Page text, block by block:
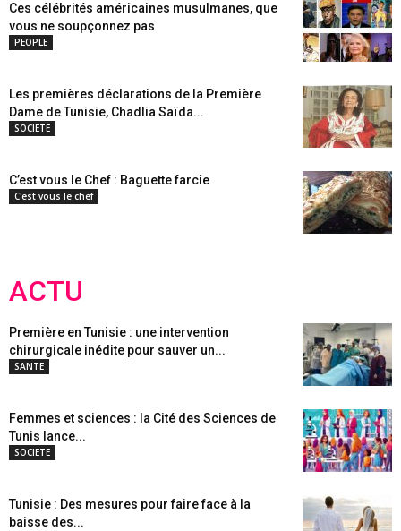
Ces célébrités américaines musulmanes, que
vous ne soupçonnez pas
PEOPLE
Les premières déclarations de la Première
Dame de Tunisie, Chadlia Saïda...
SOCIETE
C’est vous le Chef : Baguette farcie
C'est vous le chef
ACTU
Première en Tunisie : une intervention
chirurgicale inédite pour sauver un...
SANTE
Femmes et sciences : la Cité des Sciences de
Tunis lance...
SOCIETE
Tunisie : Des mesures pour faire face à la
baisse des...